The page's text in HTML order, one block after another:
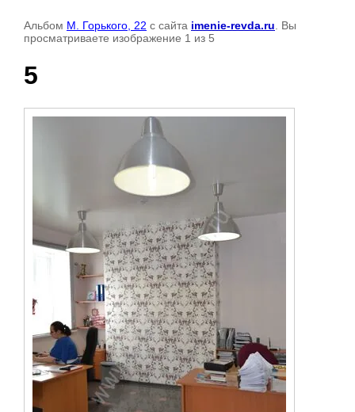
Альбом М. Горького, 22 с сайта imenie-revda.ru . Вы
просматриваете изображение 1 из 5
5